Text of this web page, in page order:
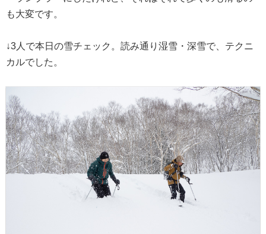
も大変です。
↓3人で本日の雪チェック。読み通り湿雪・深雪で、テクニ
カルでした。